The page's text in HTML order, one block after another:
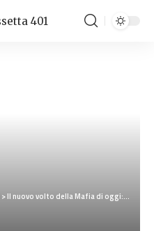
>Il nuovo volto della Mafia di oggi: Il silenzio, la paura nascosta e l’omertà politica